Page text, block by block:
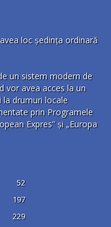
loc ședința ordinară
un sistem modern de
vor avea acces la un
la drumuri locale
prin Programele
Expres” și „Europa
52
197
229